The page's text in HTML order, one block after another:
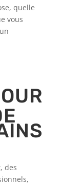
quelle
vous
des